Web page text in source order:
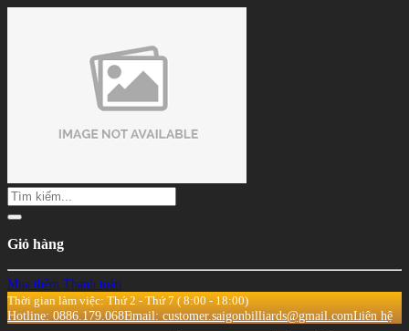
Giỏ hàng
Mua thêm Thanh toán
Thời gian làm việc: Thứ 2 - Thứ 7 ( 8:00 - 18:00)
Hotline: 0886.179.068Email: customer.saigonbilliards@gmail.comLiên hệ